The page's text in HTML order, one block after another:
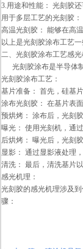
3.用途和性能： 光刻胶
用于多层工艺的光刻胶
高温光刻胶： 能够在高
以上是光刻胶涂布工艺
二、光刻胶涂布工艺感光
光刻胶涂布是半导体制
光刻胶涂布工艺：
基片准备： 首先，硅基
涂布光刻胶： 在基片表
预烘烤： 涂布后，光刻
曝光： 使用光刻机，通
后烘烤： 曝光后，光刻
显影： 通过显影液处理
清洗： 最后，清洗基片
感光机理：
光刻胶的感光机理涉及
骤：